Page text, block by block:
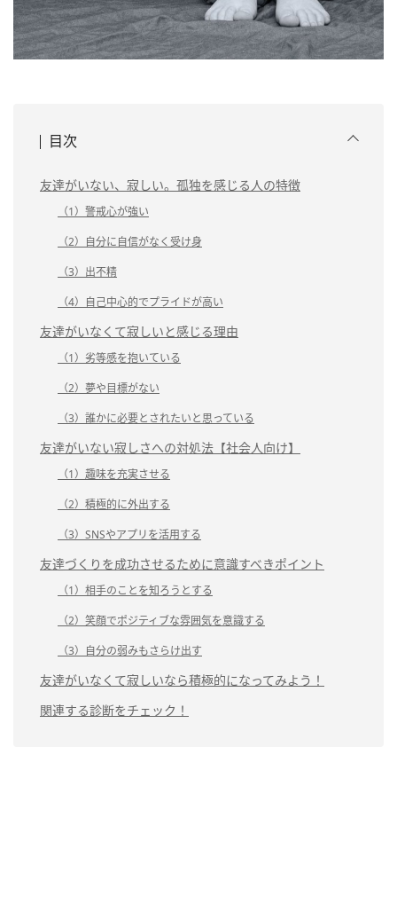
目次
友達がいない、寂しい。孤独を感じる人の特徴
（1）警戒心が強い
（2）自分に自信がなく受け身
（3）出不精
（4）自己中心的でプライドが高い
友達がいなくて寂しいと感じる理由
（1）劣等感を抱いている
（2）夢や目標がない
（3）誰かに必要とされたいと思っている
友達がいない寂しさへの対処法【社会人向け】
（1）趣味を充実させる
（2）積極的に外出する
（3）SNSやアプリを活用する
友達づくりを成功させるために意識すべきポイント
（1）相手のことを知ろうとする
（2）笑顔でポジティブな雰囲気を意識する
（3）自分の弱みもさらけ出す
友達がいなくて寂しいなら積極的になってみよう！
関連する診断をチェック！